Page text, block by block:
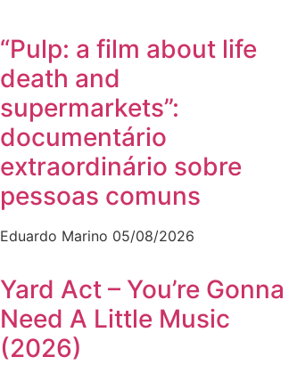
“Pulp: a film about life
death and
supermarkets”:
documentário
extraordinário sobre
pessoas comuns
Eduardo Marino 05/08/2026
Yard Act – You’re Gonna
Need A Little Music
(2026)